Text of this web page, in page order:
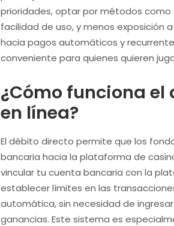
prioridades, optar por métodos
facilidad de uso, y menos exposición
hacia pagos automáticos y
conveniente para quienes quieren
¿Cómo funciona
en línea?
El débito directo permite que los
bancaria hacia la plataforma de
vincular tu cuenta bancaria con la
establecer límites en las
automática, sin necesidad de
ganancias. Este sistema es